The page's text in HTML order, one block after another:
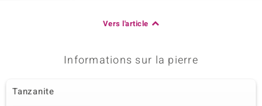
Vers l'article
Informations sur la pierre
Tanzanite